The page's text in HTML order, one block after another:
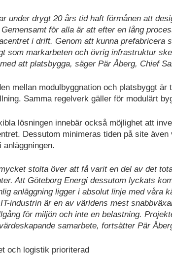
under drygt 20 års tid haft förmånen att
för alla är att efter en lång
i drift. Genom att kunna
som markarbeten och övrig infrastruktur
att platsbygga, säger Pär Åberg, Chief
mellan modulbyggnation och platsbyggt
Samma regelverk gäller för modulärt
lösningen innebär också möjlighet att
Dessutom minimeras tiden på site
anläggningen.
stolta över att få varit en del av det
Att Göteborg Energi dessutom lyckats
anläggning ligger i absolut linje med våra
industrin är en av världens mest
för miljön och inte en belastning.
samarbete, fortsätter Pär
och logistik prioriterad